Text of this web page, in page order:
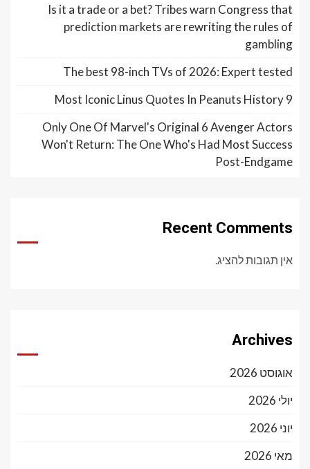
Is it a trade or a bet? Tribes warn Congress that
prediction markets are rewriting the rules of
gambling
The best 98-inch TVs of 2026: Expert tested
9 Most Iconic Linus Quotes In Peanuts History
Only One Of Marvel's Original 6 Avenger Actors
Won't Return: The One Who's Had Most Success
Post-Endgame
Recent Comments
אין תגובות להציג.
Archives
אוגוסט 2026
יולי 2026
יוני 2026
מאי 2026